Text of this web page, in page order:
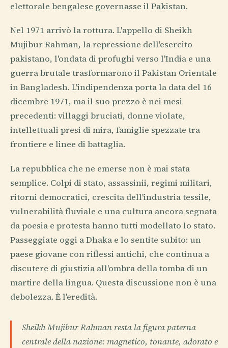
elettorale bengalese governasse il Pakistan.
Nel 1971 arrivò la rottura. L'appello di Sheikh
Mujibur Rahman, la repressione dell'esercito
pakistano, l'ondata di profughi verso l'India e una
guerra brutale trasformarono il Pakistan Orientale
in Bangladesh. L'indipendenza porta la data del 16
dicembre 1971, ma il suo prezzo è nei mesi
precedenti: villaggi bruciati, donne violate,
intellettuali presi di mira, famiglie spezzate tra
frontiere e linee di battaglia.
La repubblica che ne emerse non è mai stata
semplice. Colpi di stato, assassinii, regimi militari,
ritorni democratici, crescita dell'industria tessile,
vulnerabilità fluviale e una cultura ancora segnata
da poesia e protesta hanno tutti modellato lo stato.
Passeggiate oggi a Dhaka e lo sentite subito: un
paese giovane con riflessi antichi, che continua a
discutere di giustizia all'ombra della tomba di un
martire della lingua. Questa discussione non è una
debolezza. È l'eredità.
Sheikh Mujibur Rahman resta la figura paterna
centrale della nazione: magnetico, tonante, adorato e